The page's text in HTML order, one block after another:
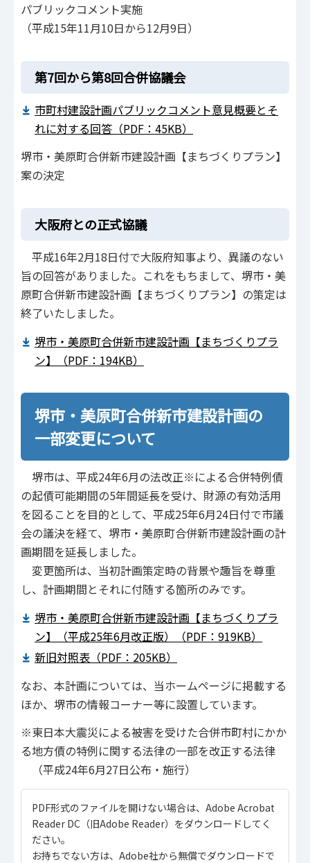
パブリックコメント実施
（平成15年11月10日から12月9日）
第7回から第8回合併協議会
市町村建設計画パブリックコメント意見概要とそ
れに対する回答（PDF：45KB）
堺市・美原町合併新市建設計画【まちづくりプラン】
案の決定
大阪府との正式協議
平成16年2月18日付で大阪府知事より、異議のない
旨の回答がありました。これをもちまして、堺市・美
原町合併新市建設計画【まちづくりプラン】の策定は
終了いたしました。
堺市・美原町合併新市建設計画【まちづくりプラ
ン】（PDF：194KB）
堺市・美原町合併新市建設計画の
一部変更について
堺市は、平成24年6月の法改正※による合併特例債
の起債可能期間の5年間延長を受け、財源の有効活用
を図ることを目的として、平成25年6月24日付で市議
会の議決を経て、堺市・美原町合併新市建設計画の計
画期間を延長しました。
変更箇所は、当初計画策定時の背景や趣旨を尊重
し、計画期間とそれに付随する箇所のみです。
堺市・美原町合併新市建設計画【まちづくりプラ
ン】（平成25年6月改正版）（PDF：919KB）
新旧対照表（PDF：205KB）
なお、本計画については、当ホームページに掲載する
ほか、堺市の情報コーナー等に設置しています。
※東日本大震災による被害を受けた合併市町村にかか
る地方債の特例に関する法律の一部を改正する法律
（平成24年6月27日公布・施行）
PDF形式のファイルを開けない場合は、Adobe Acrobat
Reader DC（旧Adobe Reader）をダウンロードしてく
ださい。
お持ちでない方は、Adobe社から無償でダウンロードで